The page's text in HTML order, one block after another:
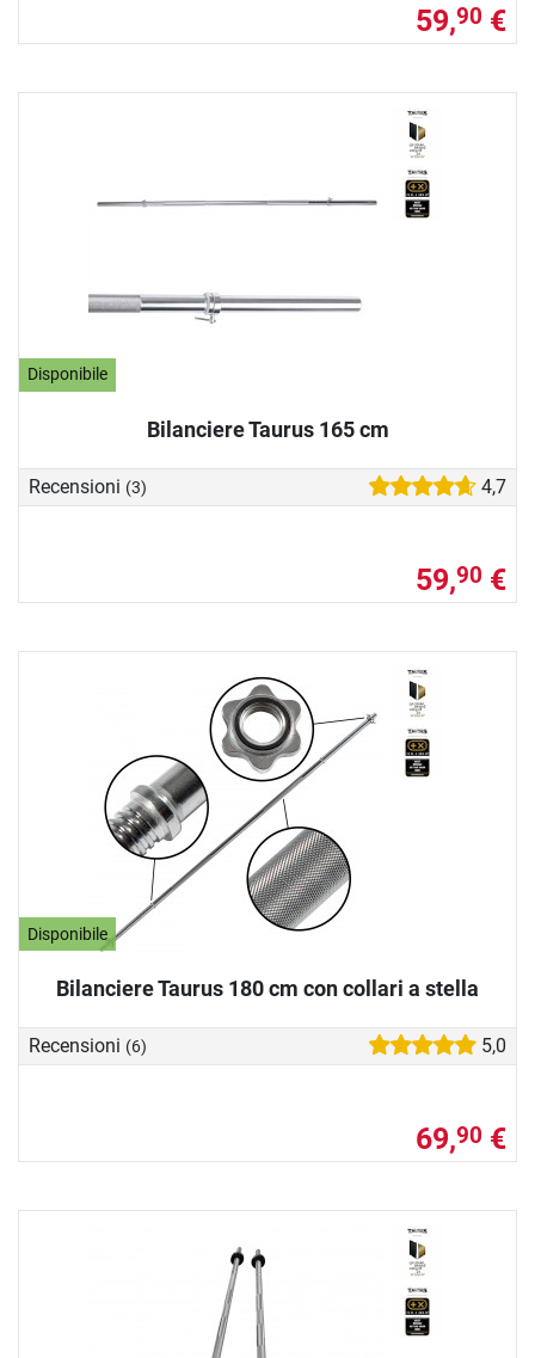
59,90 €
Disponibile
Bilanciere Taurus 165 cm
Recensioni (3) 4,7
59,90 €
Disponibile
Bilanciere Taurus 180 cm con collari a stella
Recensioni (6) 5,0
69,90 €